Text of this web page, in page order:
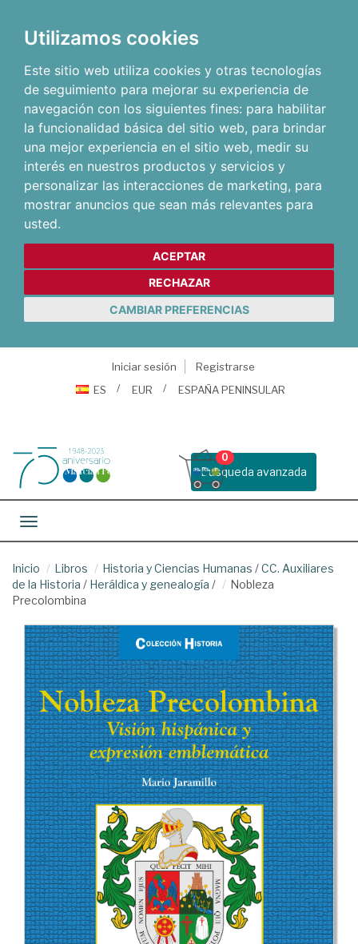
Utilizamos cookies
Este sitio web utiliza cookies y otras tecnologías
de seguimiento para mejorar su experiencia de
navegación con los siguientes fines: para habilitar
la funcionalidad básica del sitio web, para brindar
una mejor experiencia en el sitio web, medir su
interés en nuestros productos y servicios y
personalizar las interacciones de marketing, para
mostrar anuncios que sean más relevantes para
usted.
ACEPTAR
RECHAZAR
CAMBIAR PREFERENCIAS
Iniciar sesión
Registrarse
ES
EUR ESPAÑA PENINSULAR
Busqueda avanzada
0
Toggle navigation
Inicio Libros Historia y Ciencias Humanas /CC. Auxiliares
de la Historia / Heráldica y genealogía /
Nobleza
Precolombina